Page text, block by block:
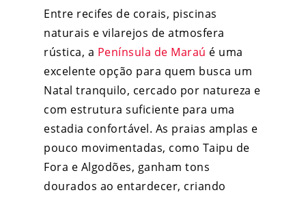
Entre recifes de corais, piscinas
naturais e vilarejos de atmosfera
rústica, a Península de Maraú é uma
excelente opção para quem busca um
Natal tranquilo, cercado por natureza e
com estrutura suficiente para uma
estadia confortável. As praias amplas e
pouco movimentadas, como Taipu de
Fora e Algodões, ganham tons
dourados ao entardecer, criando